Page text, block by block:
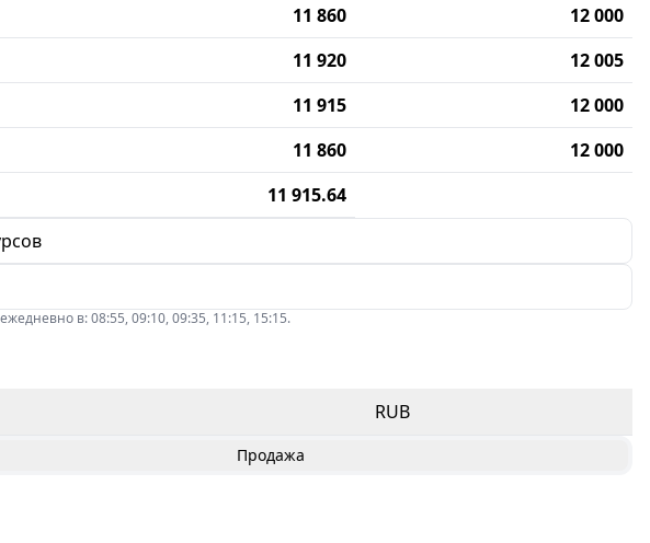
11 860
12 000
11 920
12 005
11 915
12 000
11 860
12 000
11 915.64
в: 08:55, 09:10, 09:35, 11:15, 15:15.
RUB
Продажа